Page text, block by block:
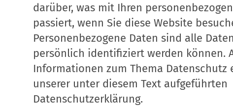
darüber, was mit Ihren
passiert, wenn Sie diese Website
Personenbezogene Daten sind alle
persönlich identifiziert werden können.
Informationen zum Thema Datenschutz
unserer unter diesem Text aufgeführten
Datenschutzerklärung.